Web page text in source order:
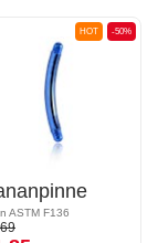
-50%
HOT
ASTM F136